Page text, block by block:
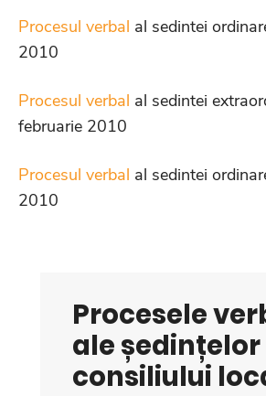
Procesul verbal al sedintei
2010
Procesul verbal al sedintei
februarie 2010
Procesul verbal al sedintei
2010
Procesele
ale ședințelor
consiliului